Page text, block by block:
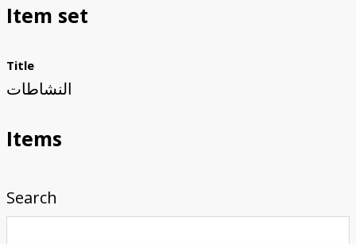
Item set
Title
النشاطات
Items
Search